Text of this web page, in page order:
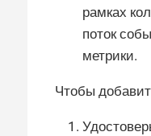
рамках
поток
метрики.
Чтобы